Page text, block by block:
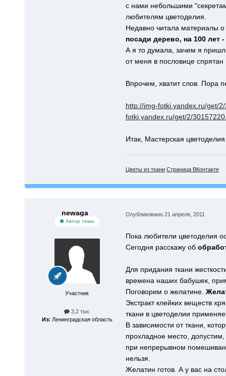
с нами небольшими
любителям цветоделия.
Недавно читала материалы
посади дерево, на 100 лет
А я то думала, зачем я
от меня в пословице спрятан
Впрочем, хватит слов. Пора
http://img-fotki.yandex.ru/get/
fotki.yandex.ru/get/2/
Итак, Мастерская
Цветы из ткани Страница ВКонтакте
newaga
Автор темы
Участник
3,2 тыс
Из: Ленинградская область
Опубликовано 21 апреля, 2011
Пока любители цветоделия
Сегодня расскажу об
Для придания ткани
времена наших бабушек,
Поговорим о желатине.
Экстракт клейких веществ
ткани в цветоделии
В зависимости от ткани,
прохладное место,
при непрерывном
нельзя.
Желатин готов. А у вас на